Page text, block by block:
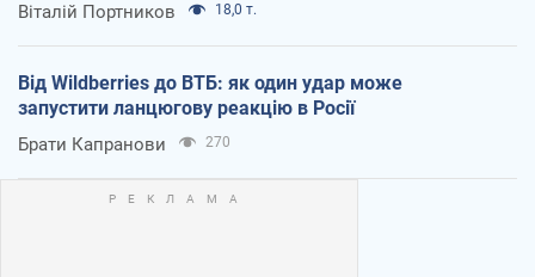
Віталій Портников 18,0 т.
Від Wildberries до ВТБ: як один удар може
запустити ланцюгову реакцію в Росії
Брати Капранови 270